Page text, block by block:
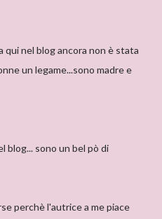
qui nel blog ancora non è stata
un legame...sono madre e
blog... sono un bel pò di
perchè l'autrice a me piace